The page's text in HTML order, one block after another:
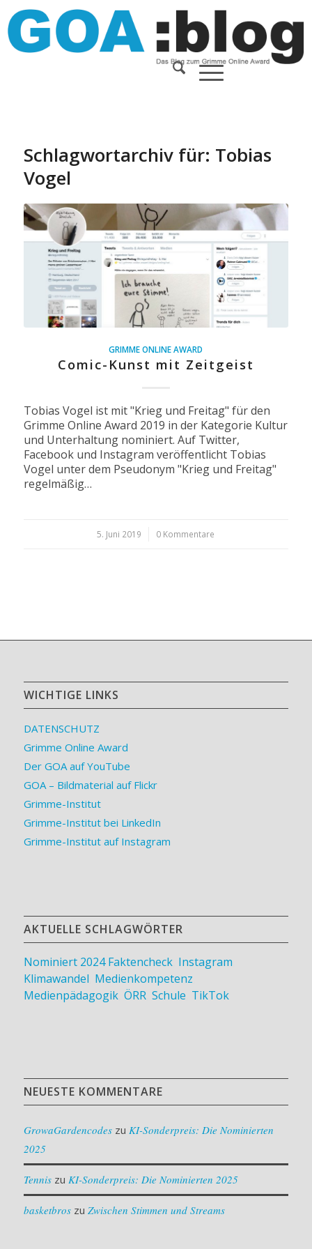
Schlagwortarchiv für: Tobias
Vogel
GRIMME ONLINE AWARD
Comic-Kunst mit Zeitgeist
Tobias Vogel ist mit "Krieg und Freitag" für den
Grimme Online Award 2019 in der Kategorie Kultur
und Unterhaltung nominiert. Auf Twitter,
Facebook und Instagram veröffentlicht Tobias
Vogel unter dem Pseudonym "Krieg und Freitag"
regelmäßig…
5. Juni 2019
/ 0 Kommentare
WICHTIGE LINKS
DATENSCHUTZ
Grimme Online Award
Der GOA auf YouTube
GOA – Bildmaterial auf Flickr
Grimme-Institut
Grimme-Institut bei LinkedIn
Grimme-Institut auf Instagram
AKTUELLE SCHLAGWÖRTER
Nominiert 2024 Faktencheck, Instagram
Klimawandel Medienkompetenz
Medienpädagogik, ÖRR, Schule TikTok
NEUESTE KOMMENTARE
GrowaGardencodeszu KI-Sonderpreis: Die Nominierten
2025
Tenniszu KI-Sonderpreis: Die Nominierten 2025
basketbroszu Zwischen Stimmen und Streams